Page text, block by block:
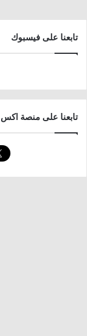
تابعنا على فيسبوك
تابعنا على منصة اكس